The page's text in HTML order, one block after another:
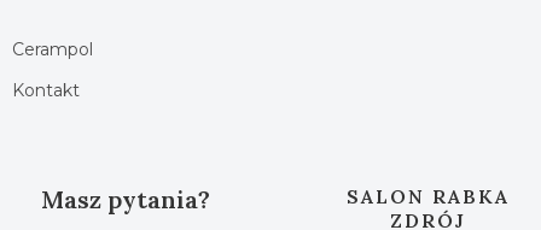
Cerampol
Kontakt
Masz pytania?
SALON RABKA
ZDRÓJ